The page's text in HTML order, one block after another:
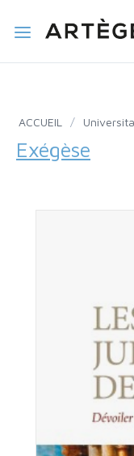
ACCUEIL /
Exégèse